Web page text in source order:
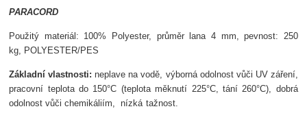
PARACORD
Použitý materiál: 100% Polyester, průměr lana 4 mm, pevnost: 250
kg, POLYESTER/PES
Základní vlastnosti:neplave na vodě, výborná odolnost vůči UV záření,
pracovní teplota do 150°C (teplota měknutí 225°C, tání 260°C),
dobrá
odolnost vůči chemikáliím, nízká tažnost.